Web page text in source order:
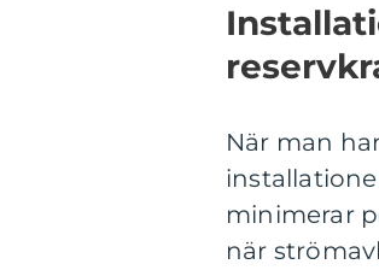
När man
minimerar
när